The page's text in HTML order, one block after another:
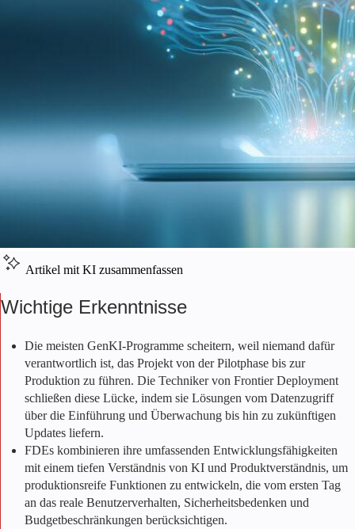
Artikel mit KI zusammenfassen
Wichtige Erkenntnisse
Die meisten GenKI-Programme scheitern, weil niemand dafür
verantwortlich ist, das Projekt von der Pilotphase bis zur
Produktion zu führen. Die Techniker von Frontier Deployment
schließen diese Lücke, indem sie Lösungen vom Datenzugriff
über die Einführung und Überwachung bis hin zu zukünftigen
Updates liefern.
FDEs kombinieren ihre umfassenden Entwicklungsfähigkeiten
mit einem tiefen Verständnis von KI und Produktverständnis, um
produktionsreife Funktionen zu entwickeln, die vom ersten Tag
an das reale Benutzerverhalten, Sicherheitsbedenken und
Budgetbeschränkungen berücksichtigen.